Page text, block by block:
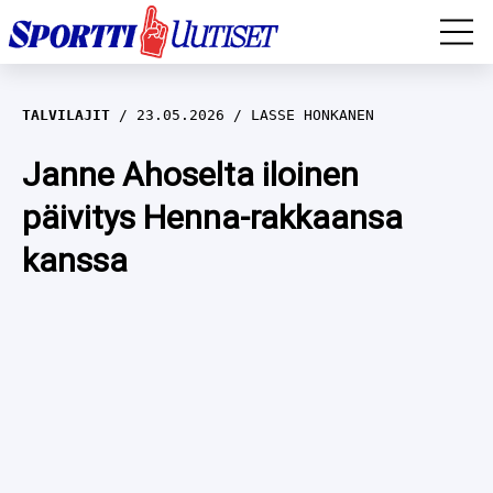
EM-YLEISURHEILU
JÄÄKIEKKO
YLEISURHEILU
WILMA HELTELÄ
TALVILAJIT
TALVILAJIT 23.05.2026 LASSE HONKANEN
Janne Ahoselta iloinen
päivitys Henna-rakkaansa
kanssa